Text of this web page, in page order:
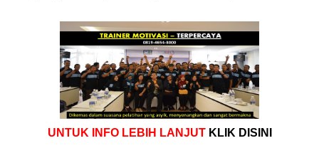
UNTUK INFO LEBIH LANJUT KLIK DISINI